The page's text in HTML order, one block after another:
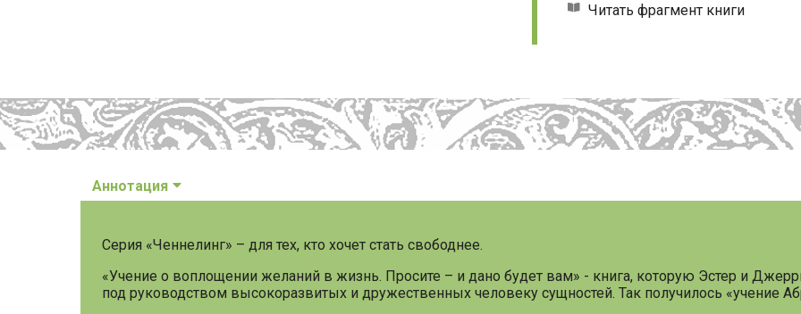
Читать фрагмент книги
Аннотация
Серия «Ченнелинг» – для тех, кто хочет стать свободнее.
«Учение о воплощении желаний в жизнь. Просите – и дано будет вам» - книга, которую Эстер и
под руководством высокоразвитых и дружественных человеку сущностей. Так получилось «учение